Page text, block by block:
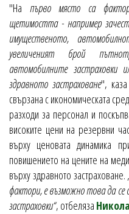
"На първо място са
щетимостта - например
имущественото,
увеличеният брой
автомобилните застраховки
здравното застраховане",
свързана с икономическата
разходи за персонал и
високите цени на резервни
върху ценовата динамика
повишението на цените на
върху здравното застраховане.
фактори, е възможно това да
застраховки“, отбеляза